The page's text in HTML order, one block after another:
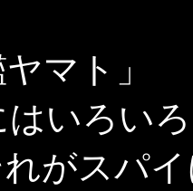
マト」
いろい
がスパ